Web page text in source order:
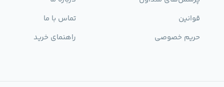
قوانین
حریم خصوصی
تماس با ما
راهنمای خرید